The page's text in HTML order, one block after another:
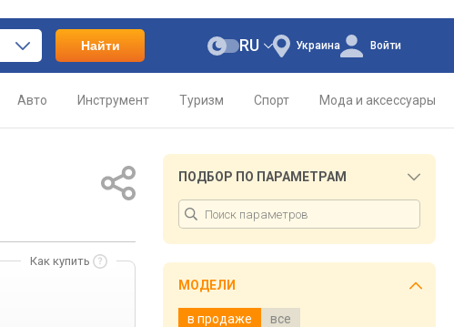
Найти Украина
RU Войти
Авто Инструмент Туризм Спорт Мода и аксессуары
Как купить
ПОДБОР ПО ПАРАМЕТРАМ
МОДЕЛИ
в продаже все